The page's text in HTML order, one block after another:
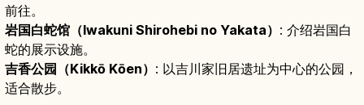
前往。
岩国白蛇馆（Iwakuni Shirohebi no Yakata） : 介绍岩国白
蛇的展示设施。
吉香公园（Kikkō Kōen） : 以吉川家旧居遗址为中心的公园，
适合散步。